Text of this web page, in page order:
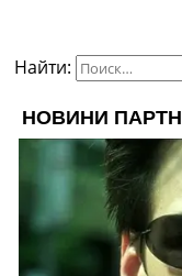
Найти: